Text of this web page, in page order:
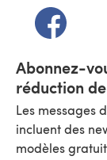
(s'ouvre
Abonnez-
réduction
Les messages
incluent des
modèles